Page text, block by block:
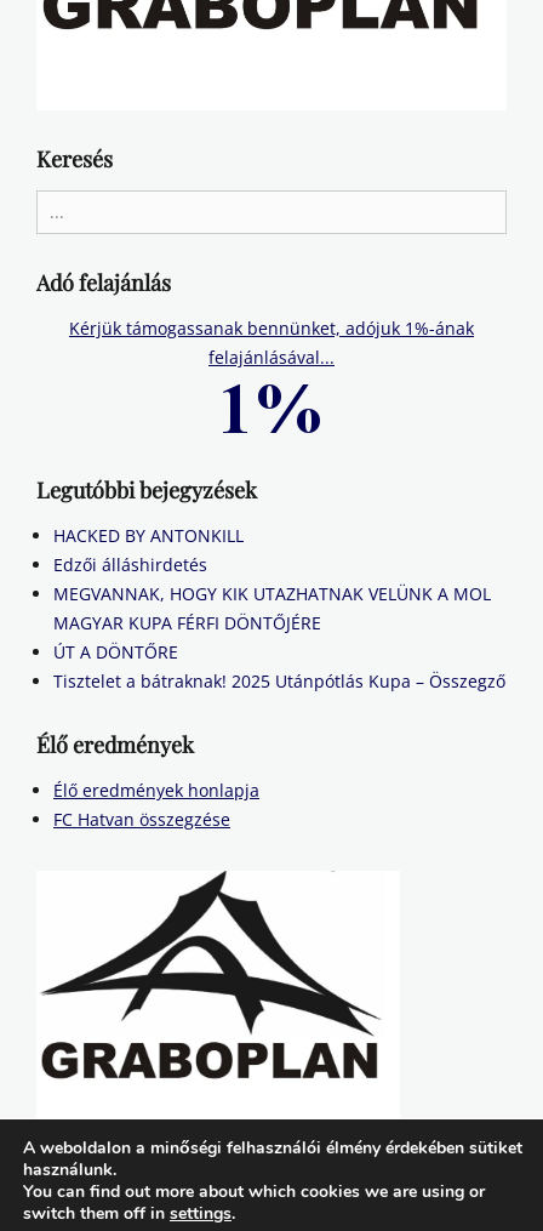
Keresés
for:
Adó felajánlás
Kérjük támogassanak bennünket, adójuk 1%-ának
felajánlásával...
Legutóbbi bejegyzések
HACKED BY ANTONKILL
Edzői álláshirdetés
MEGVANNAK, HOGY KIK UTAZHATNAK VELÜNK A MOL
MAGYAR KUPA FÉRFI DÖNTŐJÉRE
ÚT A DÖNTŐRE
Tisztelet a bátraknak! 2025 Utánpótlás Kupa – Összegző
Élő eredmények
Élő eredmények honlapja
FC Hatvan összegzése
A weboldalon a minőségi felhasználói élmény érdekében sütiket
használunk.
You can find out more about which cookies we are using or
switch them off in settings.